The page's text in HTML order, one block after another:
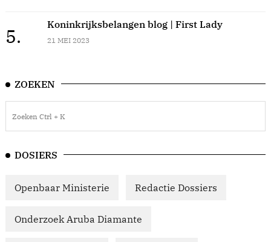
5.
Koninkrijksbelangen blog | First Lady
21 MEI 2023
ZOEKEN
DOSIERS
Openbaar Ministerie Redactie Dossiers
Onderzoek Aruba Diamante